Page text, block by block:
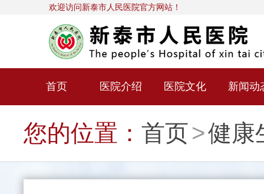
欢迎访问新泰市人民医院官方网站！
首页 医院介绍 医院文化 新闻动
您的位置： 首页>健康